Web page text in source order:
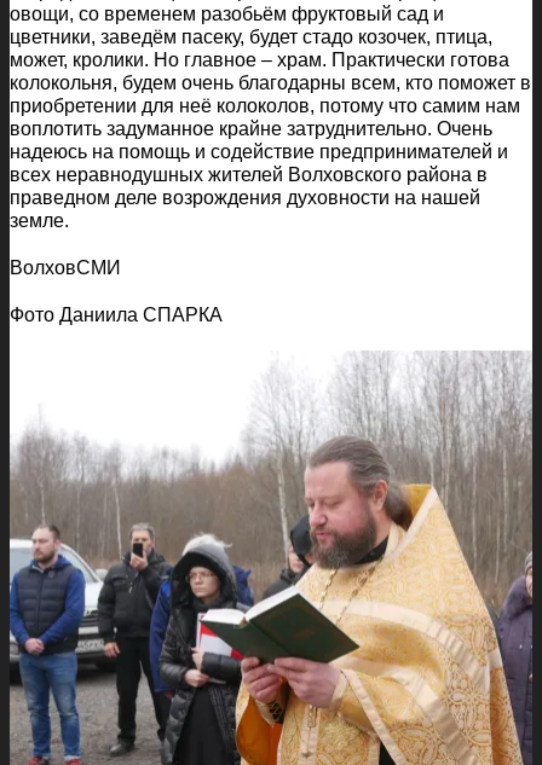
овощи, со временем разобьём фруктовый сад и
цветники, заведём пасеку, будет стадо козочек, птица,
может, кролики. Но главное – храм. Практически готова
колокольня, будем очень благодарны всем, кто поможет в
приобретении для неё колоколов, потому что самим нам
воплотить задуманное крайне затруднительно. Очень
надеюсь на помощь и содействие предпринимателей и
всех неравнодушных жителей Волховского района в
праведном деле возрождения духовности на нашей
земле.
ВолховСМИ
Фото Даниила СПАРКА